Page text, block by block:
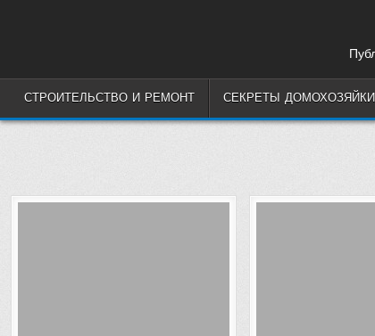
СТРОИТЕЛЬСТВО И РЕМОНТ СЕКРЕТЫ ДОМОХОЗЯЙКИ